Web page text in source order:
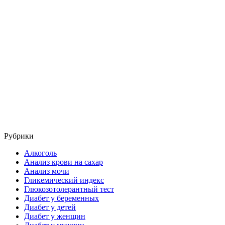
Рубрики
Алкоголь
Анализ крови на сахар
Анализ мочи
Гликемический индекс
Глюкозотолерантный тест
Диабет у беременных
Диабет у детей
Диабет у женщин